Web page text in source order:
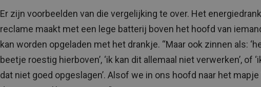
Er zijn voorbeelden van die vergelijking te over. Het
reclame maakt met een lege batterij boven het hoofd van
kan worden opgeladen met het drankje. “Maar ook zinnen als:
beetje roestig hierboven’, ‘ik kan dit allemaal niet verwerken’, of
dat niet goed opgeslagen’. Alsof we in ons hoofd naar het mapje